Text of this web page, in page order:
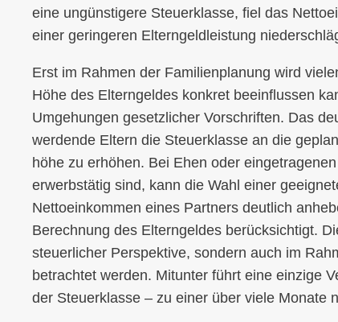
eine ungünstigere Steuerklasse, fiel das
einer geringeren Elterngeldleistung
Erst im Rahmen der Familienplanung wird
Höhe des Elterngeldes konkret beeinflussen
Umgehungen gesetzlicher Vorschriften. Das
werdende Eltern die Steuerklasse an die
höhe zu erhöhen. Bei Ehen oder
erwerbstätig sind, kann die Wahl einer
Nettoeinkommen eines Partners deutlich
Berechnung des Elterngeldes berücksichtigt.
steuerlicher Perspektive, sondern auch im
betrachtet werden. Mitunter führt eine einzige
der Steuerklasse – zu einer über viele Monate